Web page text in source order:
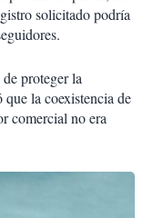
solicitado podría
proteger la
la coexistencia de
comercial no era